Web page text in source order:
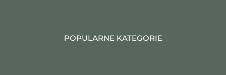
POPULARNE KATEGORIE